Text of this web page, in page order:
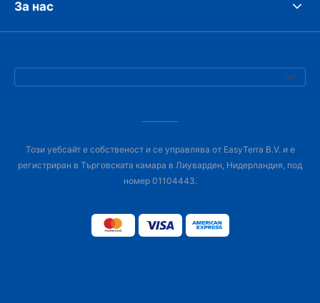
За нас
Този уебсайт е собственост и се управлява от EasyTerra B.V. и е
регистриран в Търговската камара в Лиуварден, Нидерландия, под
номер 01104443.